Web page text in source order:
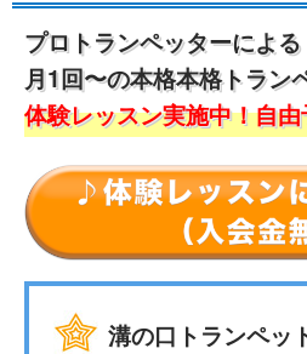
プロトランペッターによる
月1回〜の本格本格トラン
体験レッスン実施中！自
溝の口トランペッ